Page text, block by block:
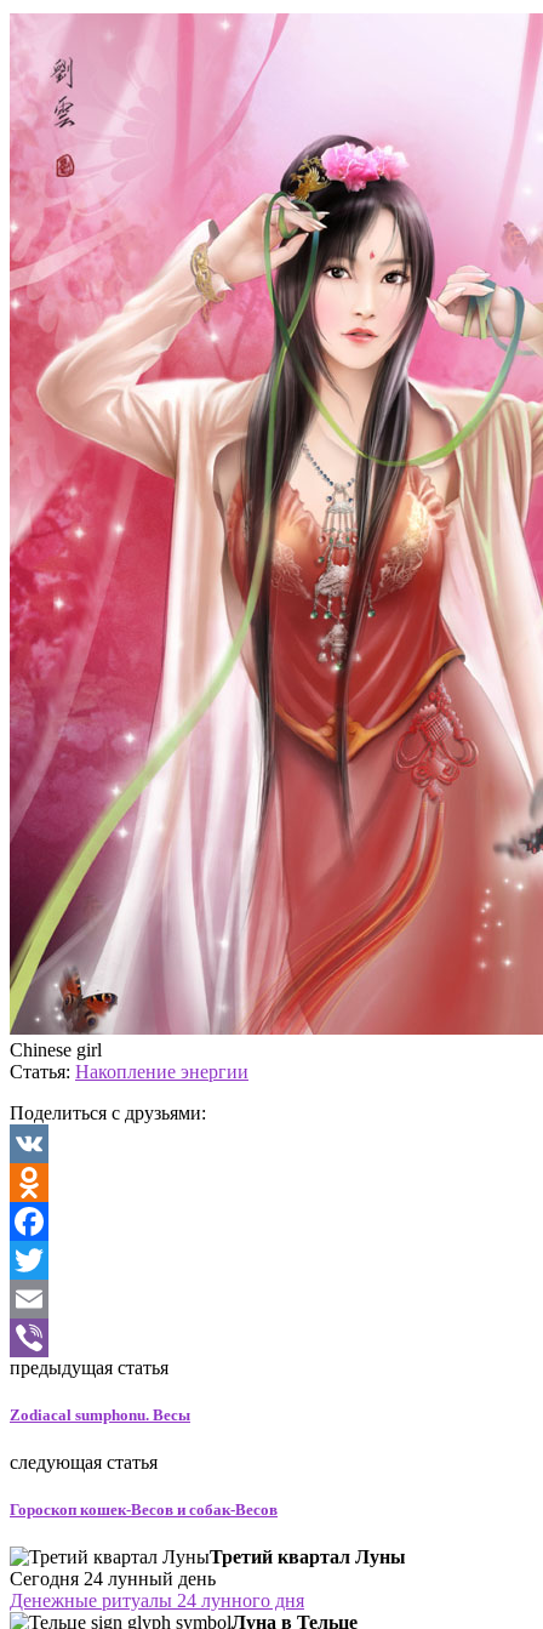
Chinese girl
Статья: Накопление энергии
Поделиться с друзьями:
VK
Odnoklassniki
Facebook
Twitter
Email
Viber
предыдущая статья
Zodiacal sumphonu. Весы
следующая статья
Гороскоп кошек-Весов и собак-Весов
Третий квартал Луны
Сегодня 24 лунный день
Денежные ритуалы 24 лунного дня
Луна в Тельце